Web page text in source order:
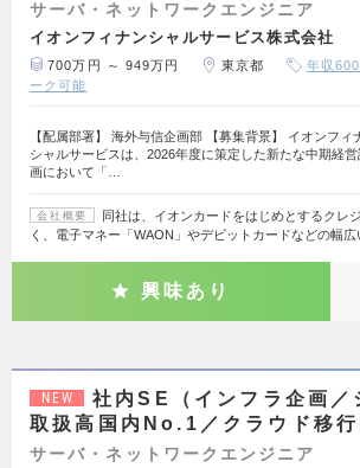
サーバ・ネットワークエンジニア
イオンフィナンシャルサービス株式会社
700万円 ～ 949万円 東京都 年収
ーク可能
【配属部署】 海外与信企画部 【募集背景】 イオンフィ
シャルサービスは、2026年度に策定した新たな中期経営
画において「…
会社概要
同社は、イオンカードをはじめとするクレ
く、電子マネー「WAON」やデビットカードなどの幅広
興味あり
NEW
社内SE（インフラ企画／
取扱高国内No.1／クラウド移行
サーバ・ネットワークエンジニア